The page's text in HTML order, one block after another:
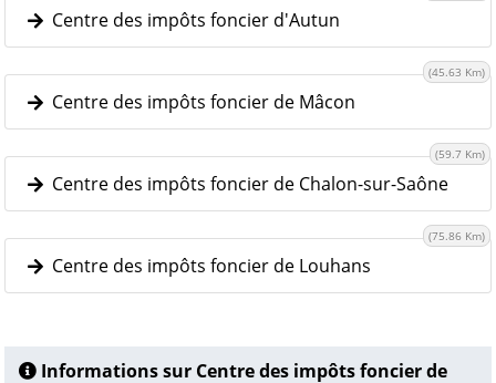
Centre des impôts foncier d'Autun
Centre des impôts foncier de Mâcon
(45.63 Km)
Centre des impôts foncier de Chalon-sur-Saône
(59.7 Km)
Centre des impôts foncier de Louhans
(75.86 Km)
Informations sur Centre des impôts foncier de